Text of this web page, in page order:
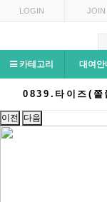
LOGIN JOIN
카테고리 대여안
0839.타이즈(
이전 다음